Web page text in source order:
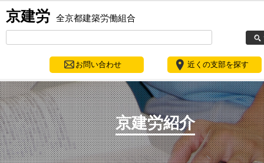
京建労 全京都建築労働組合
お問い合わせ 近くの支部を探す
京建労紹介